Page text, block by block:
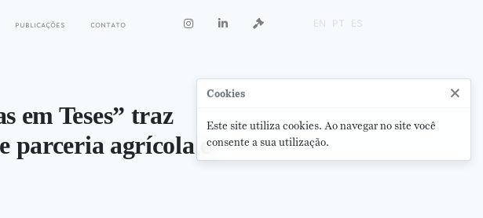
publicações contato EN PT ES
em Teses” traz
parceria agrícola e
Cookies ×
Este site utiliza cookies. Ao navegar no site você
consente a sua utilização.